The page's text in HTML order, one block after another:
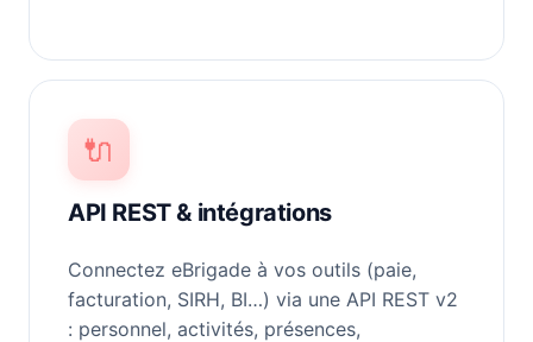
🔌
API REST & intégrations
Connectez eBrigade à vos outils (paie,
facturation, SIRH, BI…) via une API REST v2
: personnel, activités, présences,